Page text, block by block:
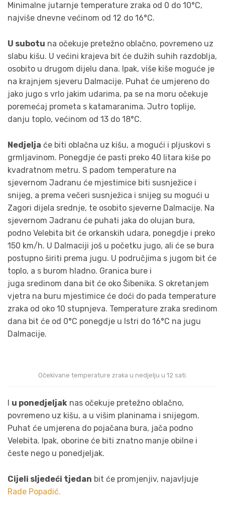
Minimalne jutarnje temperature zraka od 0 do 10°C,
najviše dnevne većinom od 12 do 16°C.
U subotu na očekuje pretežno oblačno, povremeno uz
slabu kišu. U većini krajeva bit će dužih suhih razdoblja,
osobito u drugom dijelu dana. Ipak, više kiše moguće je
na krajnjem sjeveru Dalmacije. Puhat će umjereno do
jako jugo s vrlo jakim udarima, pa se na moru očekuje
poremećaj prometa s katamaranima. Jutro toplije,
danju toplo, većinom od 13 do 18°C.
Nedjelja će biti oblačna uz kišu, a mogući i pljuskovi s
grmljavinom. Ponegdje će pasti preko 40 litara kiše po
kvadratnom metru. S padom temperature na
sjevernom Jadranu će mjestimice biti susnježice i
snijeg, a prema večeri susnježica i snijeg su mogući u
Zagori dijela srednje, te osobito sjeverne Dalmacije. Na
sjevernom Jadranu će puhati jaka do olujan bura,
podno Velebita bit će orkanskih udara, ponegdje i preko
150 km/h. U Dalmaciji još u početku jugo, ali će se bura
postupno širiti prema jugu. U područjima s jugom bit će
toplo, a s burom hladno. Granica bure i
juga sredinom dana bit će oko Šibenika. S okretanjem
vjetra na buru mjestimice će doći do pada temperature
zraka od oko 10 stupnjeva. Temperature zraka sredinom
dana bit će od 0°C ponegdje u Istri do 16°C na jugu
Dalmacije.
Očekivane temperature zraka u nedjelju u 12 sati.
u ponedjeljak nas očekuje pretežno oblačno,
povremeno uz kišu, a u višim planinama i snijegom.
Puhat će umjerena do pojačana bura, jača podno
Velebita. Ipak, oborine će biti znatno manje obilne i
česte nego u ponedjeljak.
Cijeli sljedeći tjedan bit će promjenjiv, najavljuje
Rade Popadić.